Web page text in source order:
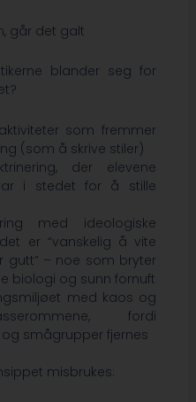
går det galt
blander seg for
som fremmer
(som å skrive stiler)
der elevene
i stedet for å stille
med ideologiske
er “vanskelig å vite
gutt” – noe som bryter
biologi og sunn fornuft
med kaos og
fordi
smågrupper fjernes
misbrukes: